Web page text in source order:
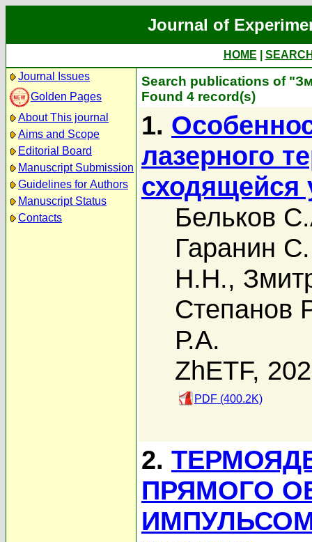
Journal of
HOME
Journal Issues
Golden Pages
About This journal
Aims and Scope
Editorial Board
Manuscript Submission
Guidelines for Authors
Manuscript Status
Contacts
Search publications of
Found 4 record(s)
1.
лазерного
сходящейся
Бельков
Гаранин
Н.Н.,
Степанов
Р.А.
ZhETF,
PDF (400.2K)
2.
ПРЯМОГО